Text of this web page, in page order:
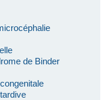
de Binder